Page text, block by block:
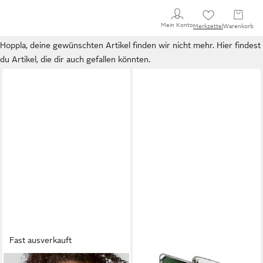
Mein KontoMerkzettel Warenkorb
Hoppla, deine gewünschten Artikel finden wir nicht mehr. Hier findest
du Artikel, die dir auch gefallen könnten.
Fast ausverkauft